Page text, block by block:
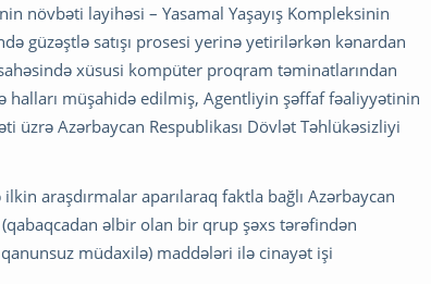
növbəti layihəsi – Yasamal Yaşayış Kompleksinin
güzəştlə satışı prosesi yerinə yetirilərkən kənardan
xüsusi kompüter proqram təminatlarından
müşahidə edilmiş, Agentliyin şəffaf fəaliyyətinin
üzrə Azərbaycan Respublikası Dövlət Təhlükəsizliyi
araşdırmalar aparılaraq faktla bağlı Azərbaycan
əlbir olan bir qrup şəxs tərəfindən
müdaxilə) maddələri ilə cinayət işi